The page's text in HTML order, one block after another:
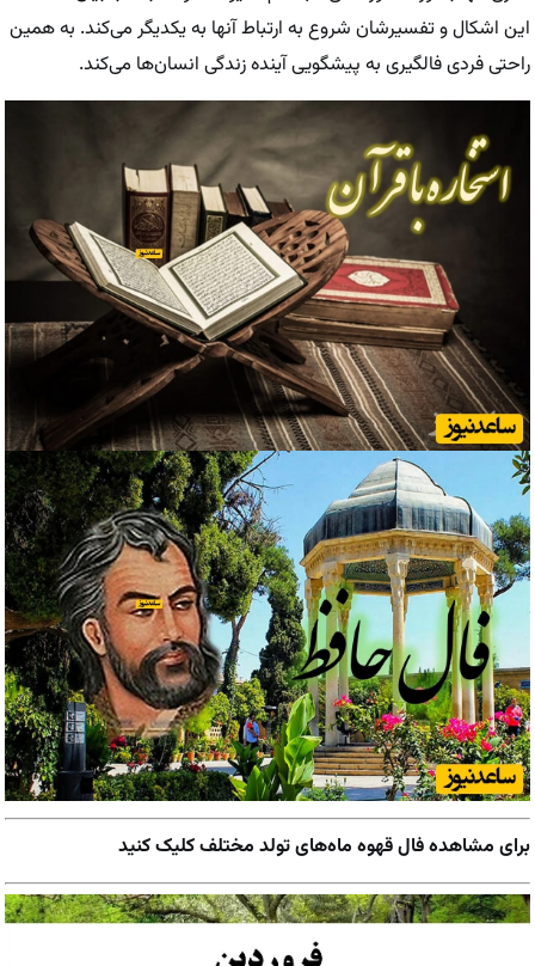
این اشکال و تفسیرشان شروع به ارتباط آنها به یکدیگر می‌کند. به همین
راحتی فردی فالگیری به پیشگویی آینده زندگی انسان‌ها می‌کند.
برای مشاهده فال قهوه ماه‌های تولد مختلف کلیک کنید